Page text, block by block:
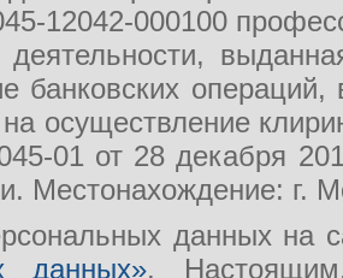
12042-000100
деятельности,
банковских
осуществление
01 от 28 декабря
Местонахождение: г.
данных на
данных».